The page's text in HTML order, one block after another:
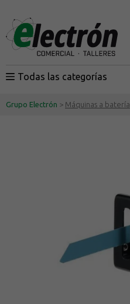
Todas las categorías
Grupo Electrón > Máquinas a batería